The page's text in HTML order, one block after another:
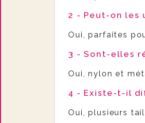
2 - Peut-on les
Oui, parfaites
3 - Sont-elles
Oui, nylon et
4 - Existe-t-il
Oui, plusieurs